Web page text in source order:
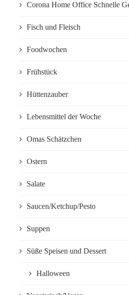
Corona Home Office Schnelle
Fisch und Fleisch
Foodwochen
Frühstück
Hüttenzauber
Lebensmittel der Woche
Omas Schätzchen
Ostern
Salate
Saucen/Ketchup/Pesto
Suppen
Süße Speisen und Dessert
Halloween